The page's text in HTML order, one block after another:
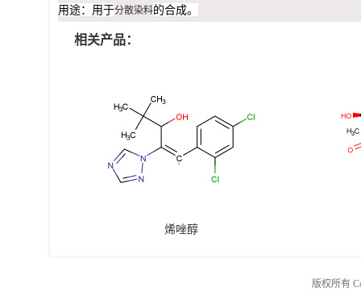
用途：用于分散染料的合成。
相关产品：
烯唑醇
版权所有